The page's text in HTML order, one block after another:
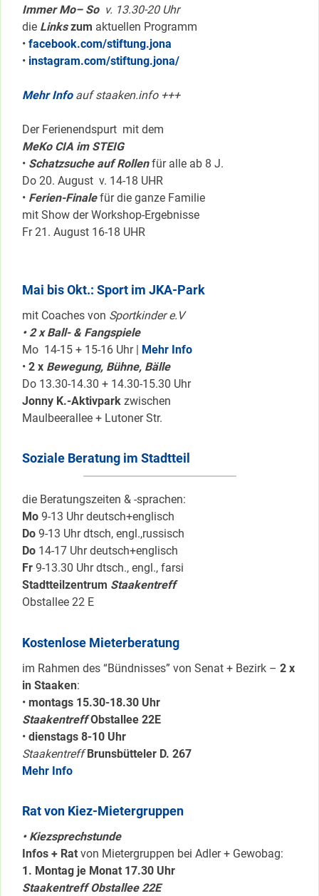
Immer Mo– So v. 13.30-20 Uhr
die Linkszum aktuellen Programm
• facebook.com/stiftung.jona
• instagram.com/stiftung.jona/
Mehr Infoauf staaken.info +++
Der Ferienendspurt mit dem
MeKo CIA im STEIG
• Schatzsuche auf Rollenfür alle ab 8 J.
Do 20. August v. 14-18 UHR
• Ferien-Finalefür die ganze Familie
mit Show der Workshop-Ergebnisse
Fr 21. August 16-18 UHR
Mai bis Okt.: Sport im JKA-Park
mit Coaches von Sportkinder e.V
• 2 x Ball- & Fangspiele
Mo 14-15 + 15-16 Uhr | Mehr Info
• 2 x Bewegung, Bühne, Bälle
Do 13.30-14.30 + 14.30-15.30 Uhr
Jonny K.-Aktivpark zwischen
Maulbeerallee + Lutoner Str.
Soziale Beratung im Stadtteil
die Beratungszeiten & -sprachen:
Mo 9-13 Uhr deutsch+englisch
Do 9-13 Uhr dtsch, engl.,russisch
Do 14-17 Uhr deutsch+englisch
Fr 9-13.30 Uhr dtsch., engl., farsi
Stadtteilzentrum Staakentreff
Obstallee 22 E
Kostenlose Mieterberatung
im Rahmen des “Bündnisses” von Senat + Bezirk – 2 x
in Staaken:
• montags 15.30-18.30 Uhr
Staakentreff Obstallee 22E
• dienstags 8-10 Uhr
Staakentreff Brunsbütteler D. 267
Mehr Info
Rat von Kiez-Mietergruppen
• Kiezsprechstunde
Infos + Rat von Mietergruppen bei Adler + Gewobag:
1. Montag je Monat 17.30 Uhr
Staakentreff Obstallee 22E